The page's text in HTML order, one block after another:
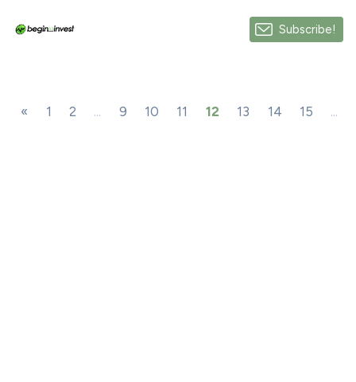
Subscribe!
« 1 2 ... 9 10 11 12 13 14 15 ...